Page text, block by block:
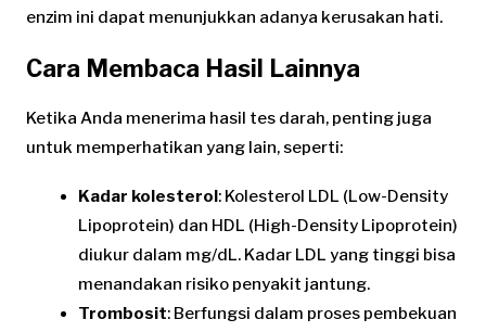
enzim ini dapat menunjukkan adanya kerusakan hati.
Cara Membaca Hasil Lainnya
Ketika Anda menerima hasil tes darah, penting juga
untuk memperhatikan yang lain, seperti:
Kadar kolesterol: Kolesterol LDL (Low-Density
Lipoprotein) dan HDL (High-Density Lipoprotein)
diukur dalam mg/dL. Kadar LDL yang tinggi bisa
menandakan risiko penyakit jantung.
Trombosit: Berfungsi dalam proses pembekuan